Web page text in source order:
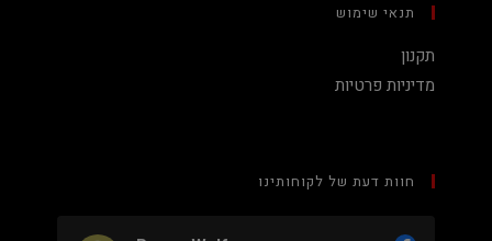
תנאי שימוש
תקנון
מדיניות פרטיות
חוות דעת של לקוחותינו